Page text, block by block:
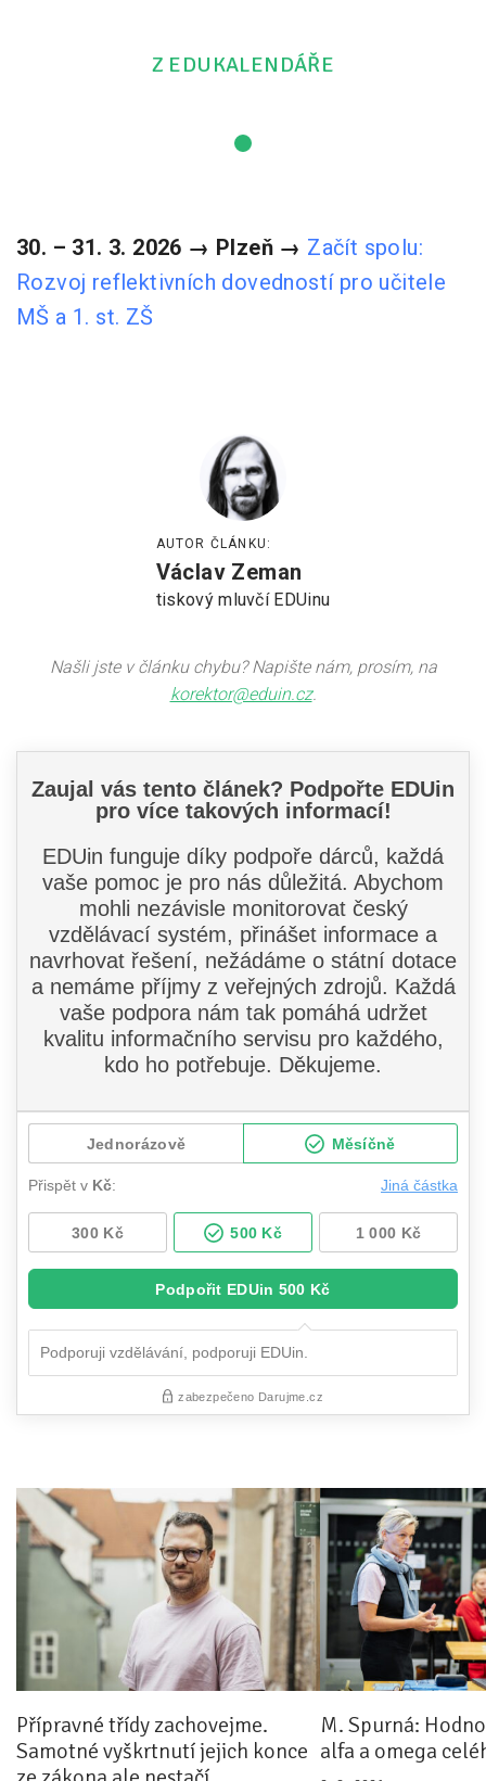
Z EDUKALENDÁŘE
30. – 31. 3. 2026 → Plzeň → Začít spolu:
Rozvoj reflektivních dovedností pro učitele
MŠ a 1. st. ZŠ
AUTOR ČLÁNKU:
Václav Zeman
tiskový mluvčí EDUinu
Našli jste v článku chybu? Napište nám, prosím, na
korektor@eduin.cz.
Přípravné třídy zachovejme.
Samotné vyškrtnutí jejich konce
M. Spurná:
alfa a omega